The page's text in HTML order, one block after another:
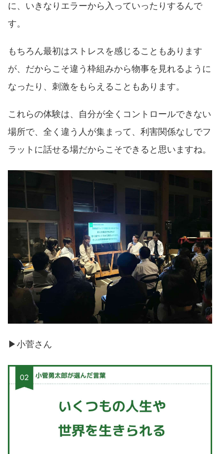
に、いきなりエラーから入っていったりするんで
す。
もちろん最初はストレスを感じることもあります
が、だからこそ違う枠組みから物事を見れるように
なったり、刺激をもらえることもあります。
これらの体験は、自分が全くコントロールできない
場所で、全く違う人が集まって、利害関係なしでフ
ラットに話せる場だからこそできると思いますね。
▶︎小菅さん